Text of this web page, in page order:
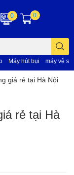
Máy hút bụi máy vệ
0 0
giá rẻ tại Hà Nội
rẻ tại Hà